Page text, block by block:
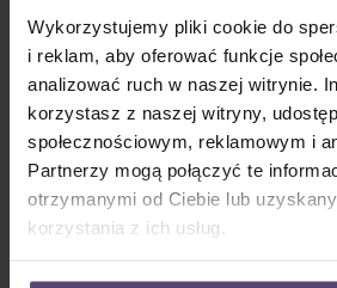
Wykorzystujemy pliki cookie do
i reklam, aby oferować funkcje
analizować ruch w naszej witrynie.
korzystasz z naszej witryny,
społecznościowym, reklamowym i
Partnerzy mogą połączyć te
otrzymanymi od Ciebie lub
korzystania z ich usług.
Prowadzenie boczne
kołysaniem)